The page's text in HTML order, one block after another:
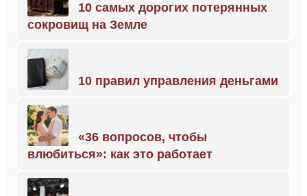
10 самых дорогих потерянных
сокровищ на Земле
10 правил управления деньгами
«36 вопросов, чтобы
влюбиться»: как это работает